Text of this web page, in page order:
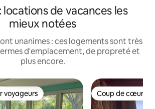
locations de vacances les
mieux notées
unanimes : ces logements sont très
d'emplacement, de propreté et
plus encore.
les plus appréciés
voyageurs Coup de cœur
Coup de cœur